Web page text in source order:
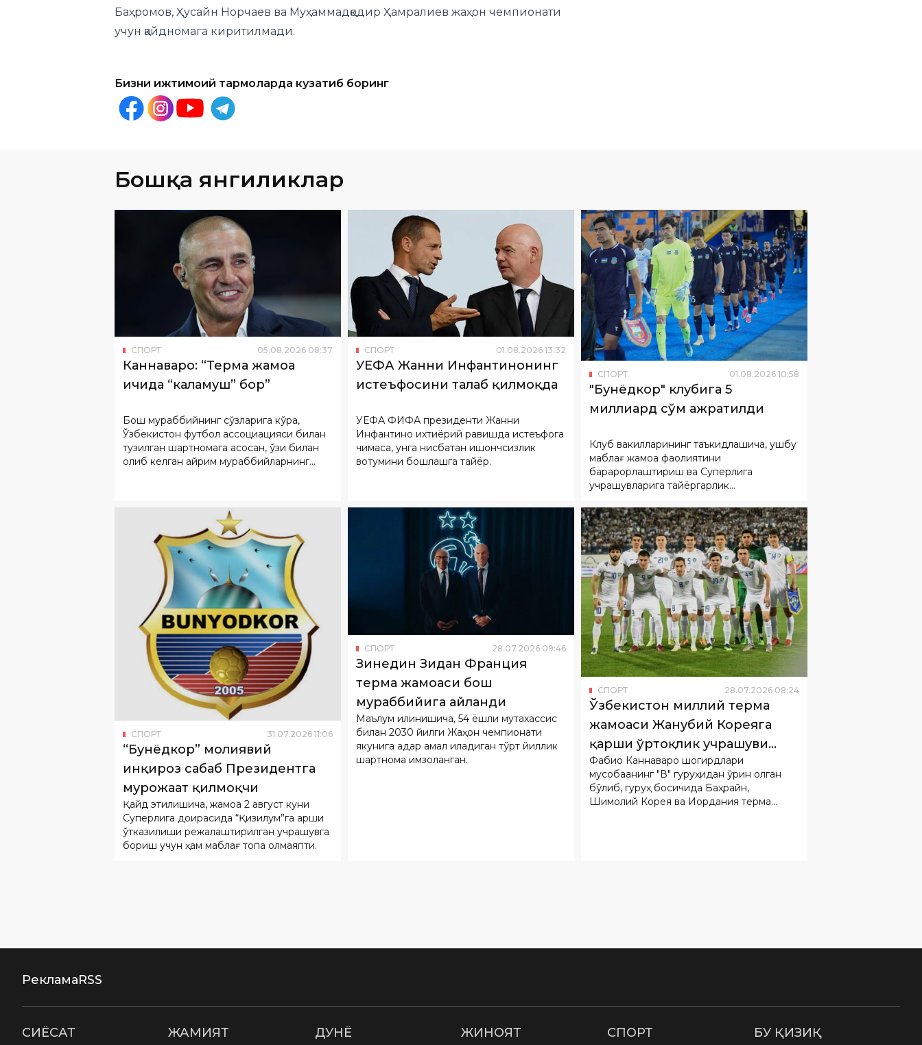
Баҳромов, Ҳусайн Норчаев ва Муҳаммадқодир Ҳамралиев жаҳон чемпионати
учун қайдномага киритилмади.
Бизни ижтимоий тармоқларда кузатиб боринг
Бошқа янгиликлар
СПОРТ 05.08.2026 08:37
Каннаваро: “Терма жамоа
ичида “каламуш” бор”
Бош мураббийнинг сўзларига кўра,
Ўзбекистон футбол ассоциацияси билан
тузилган шартномага асосан, ўзи билан
олиб келган айрим мураббийларнинг
СПОРТ 01.08.2026 13:32
УЕФА Жанни Инфантинонинг
истеъфосини талаб қилмоқда
УЕФА ФИФА президенти Жанни
Инфантино ихтиёрий равишда истеъфога
чиқмаса, унга нисбатан ишончсизлик
вотумини бошлашга тайёр.
СПОРТ 01.08.2026 10:58
"Бунёдкор" клубига 5
миллиард сўм ажратилди
Клуб вакилларининг таъкидлашича, ушбу
маблағ жамоа фаолиятини
барқарорлаштириш ва Суперлига
учрашувларига тайёргарлик
йўналтирилади.
СПОРТ 31.07.2026 11:06
“Бунёдкор” молиявий
инқироз сабаб Президентга
мурожаат қилмоқчи
Қайд этилишича, жамоа 2 август куни
Суперлига доирасида “Қизилқум”га қарши
ўтказилиши режалаштирилган учрашувга
бориш учун ҳам маблағ топа олмаяпти.
СПОРТ 28.07.2026 09:46
Зинедин Зидан Франция
терма жамоаси бош
мураббийига айланди
Маълум қилинишича, 54 ёшли мутахассис
билан 2030 йилги Жаҳон чемпионати
якунига қадар амал қиладиган тўрт йиллик
шартнома имзоланган.
СПОРТ 28.07.2026 08:24
Ўзбекистон миллий терма
жамоаси Жанубий Кореяга
қарши ўртоқлик учрашуви
ўтказади
Фабио Каннаваро шогирдлари
мусобақанинг "В" гуруҳидан ўрин олган
бўлиб, гуруҳ босқичида Баҳрайн,
Шимолий Корея ва Иордания терма
РекламаRSS
СИËСАТ ЖАМИЯТ ДУНË ЖИНОЯТ СПОРТ БУ ҚИЗИҚ